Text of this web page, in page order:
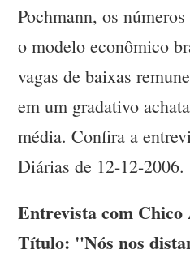
Pochmann, os
o modelo econômico
vagas de baixas
em um gradativo
média. Confira a
Diárias de 12-12-2006.
Entrevista com
Título: "Nós nos